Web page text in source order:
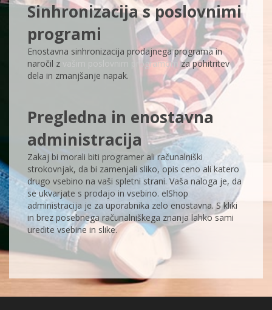
Sinhronizacija s poslovnimi
programi
Enostavna sinhronizacija prodajnega programa in
naročil z
vašim poslovnim programomza pohitritev
dela in zmanjšanje napak.
Pregledna in enostavna
administracija
Zakaj bi morali biti programer ali računalniški
strokovnjak, da bi zamenjali sliko, opis ceno ali katero
drugo vsebino na vaši spletni strani. Vaša naloga je, da
se ukvarjate s prodajo in vsebino. elShop
administracija je za uporabnika zelo enostavna. S kliki
in brez posebnega računalniškega znanja lahko sami
uredite vsebine in slike.